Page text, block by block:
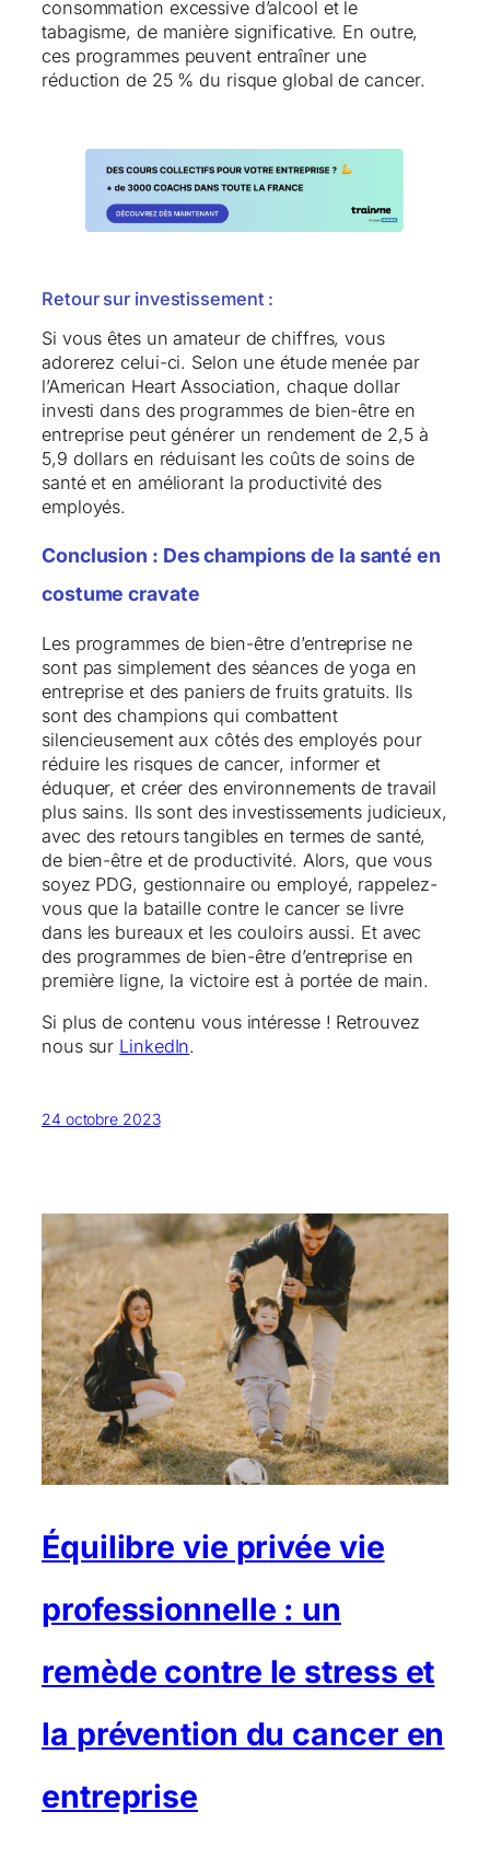
consommation excessive d’alcool et le
tabagisme, de manière significative. En outre,
ces programmes peuvent entraîner une
réduction de 25 % du risque global de cancer.
Retour sur investissement :
Si vous êtes un amateur de chiffres, vous
adorerez celui-ci. Selon une étude menée par
l’American Heart Association, chaque dollar
investi dans des programmes de bien-être en
entreprise peut générer un rendement de 2,5 à
5,9 dollars en réduisant les coûts de soins de
santé et en améliorant la productivité des
employés.
Conclusion : Des champions de la santé en
costume cravate
Les programmes de bien-être d’entreprise ne
sont pas simplement des séances de yoga en
entreprise et des paniers de fruits gratuits. Ils
sont des champions qui combattent
silencieusement aux côtés des employés pour
réduire les risques de cancer, informer et
éduquer, et créer des environnements de travail
plus sains. Ils sont des investissements judicieux,
avec des retours tangibles en termes de santé,
de bien-être et de productivité. Alors, que vous
soyez PDG, gestionnaire ou employé, rappelez-
vous que la bataille contre le cancer se livre
dans les bureaux et les couloirs aussi. Et avec
des programmes de bien-être d’entreprise en
première ligne, la victoire est à portée de main.
Si plus de contenu vous intéresse ! Retrouvez
nous sur LinkedIn.
24 octobre 2023
Équilibre vie privée vie
professionnelle : un
remède contre le stress et
la prévention du cancer en
entreprise